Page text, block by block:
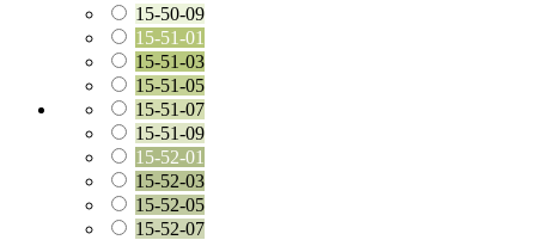
15-50-09
15-51-01
15-51-03
15-51-05
15-51-07
15-51-09
15-52-01
15-52-03
15-52-05
15-52-07